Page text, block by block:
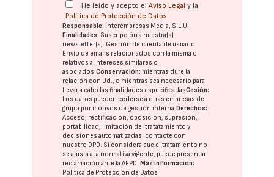
He leído y acepto elAviso Legal y la
Política de Protección de Datos
Responsable: Interempresas Media, S.L.U.
Finalidades: Suscripción a nuestra(s)
newsletter(s). Gestión de cuenta de usuario.
Envío de emails relacionados con la misma o
relativos a intereses similares o
asociados.Conservación: mientras dure la
relación con Ud., o mientras sea necesario para
llevar a cabo las finalidades especificadasCesión:
Los datos pueden cederse a otras empresas del
grupo por motivos de gestión interna.Derechos:
Acceso, rectificación, oposición, supresión,
portabilidad, limitación del tratatamiento y
decisiones automatizadas: contacte con
nuestro DPD. Si considera que el tratamiento no
se ajusta a la normativa vigente, puede presentar
reclamación ante laAEPD.Más información:
Política de Protección de Datos